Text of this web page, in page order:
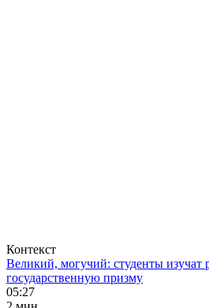
Контекст
Великий, могучий: студенты изучат
государственную призму
05:27